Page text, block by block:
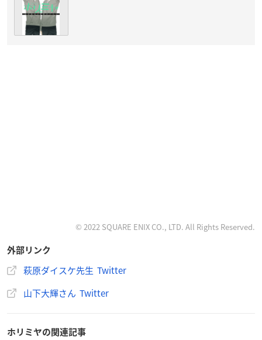
© 2022 SQUARE ENIX CO., LTD. All Rights Reserved.
外部リンク
萩原ダイスケ先生 Twitter
山下大輝さん Twitter
ホリミヤの関連記事